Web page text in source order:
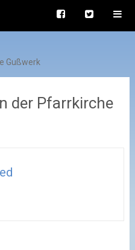
Gußwerk
der Pfarrkirche